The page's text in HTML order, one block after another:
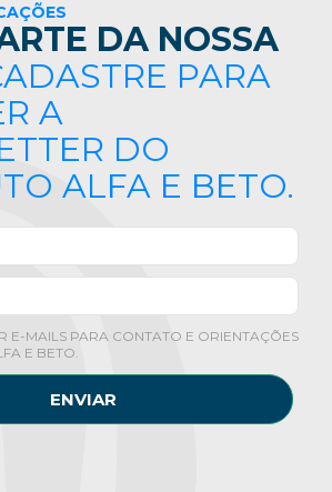
DA NOSSA
PARA
A
DO
ALFA E BETO.
E-MAILS PARA CONTATO E ORIENTAÇÕES
E BETO.
ENVIAR